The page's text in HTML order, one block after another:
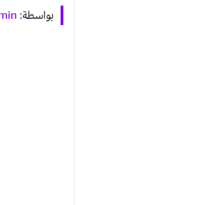
بواسطة: